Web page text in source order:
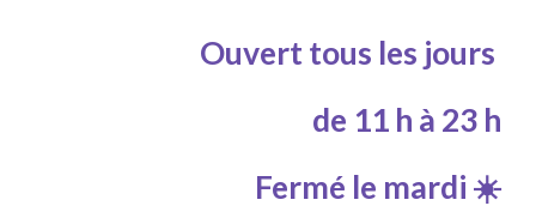
Ouvert tous les jours
de 11 h à 23 h
Fermé le mardi ☀️